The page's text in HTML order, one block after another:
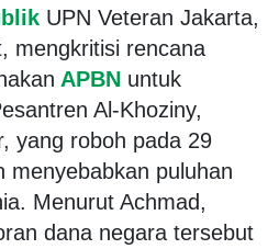
UPN Veteran Jakarta,
mengkritisi rencana
APBN untuk
Al-Khoziny,
yang roboh pada 29
menyebabkan puluhan
Menurut Achmad,
dana negara tersebut